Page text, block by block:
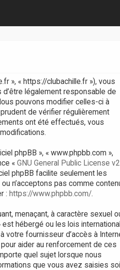
», « https://clubachille.fr »), vous
légalement responsable de
pouvons modifier celles-ci à
de vérifier régulièrement
ont été effectués, vous
phpBB », « www.phpbb.com »,
« GNU General Public License v2
phpBB facilite seulement les
n’acceptons pas comme
: https://www.phpbb.com/.
menaçant, à caractère sexuel
hébergé ou les lois
votre fournisseur d’accès à
aider au renforcement de ces
quel sujet lorsque nous
que vous avez saisies